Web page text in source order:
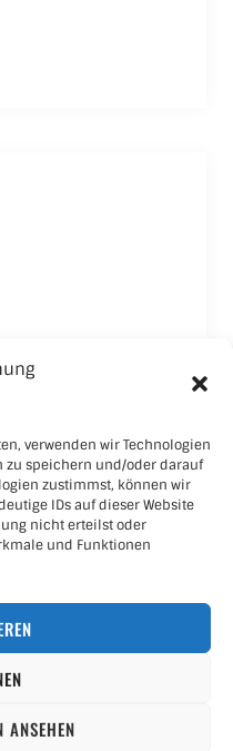
verwenden wir Technologien
zu speichern und/oder darauf
zustimmst, können wir
IDs auf dieser Website
nicht erteilst oder
und Funktionen
ANSEHEN